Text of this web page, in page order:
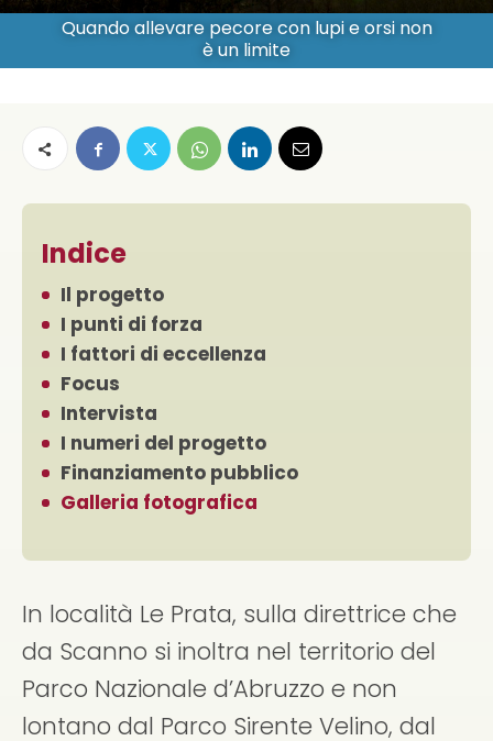
Quando allevare pecore con lupi e orsi non
è un limite
Indice
Il progetto
I punti di forza
I fattori di eccellenza
Focus
Intervista
I numeri del progetto
Finanziamento pubblico
Galleria fotografica
In località Le Prata, sulla direttrice che
da Scanno si inoltra nel territorio del
Parco Nazionale d’Abruzzo e non
lontano dal Parco Sirente Velino, dal